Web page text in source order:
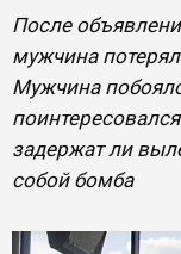
После
мужчина
Мужчина
задержат ли
собой бомба